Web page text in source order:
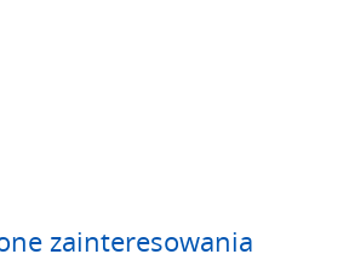
zainteresowania